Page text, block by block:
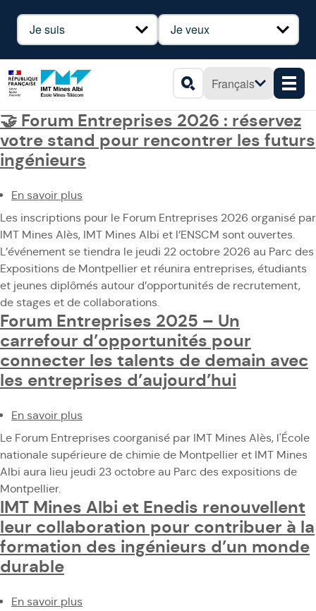
Profil Besoin
Rechercher
Français
🤝 Forum Entreprises 2026 : réservez
votre stand pour rencontrer les futurs
ingénieurs
En savoir plus
Forum
Entreprises
2026
réservez
stand
pour
rencontrer
les
Les inscriptions pour le Forum Entreprises 2026 organisé par
IMT Mines Alès, IMT Mines Albi et l’ENSCM sont ouvertes.
L’événement se tiendra le jeudi 22 octobre 2026 au Parc des
Expositions de Montpellier et réunira entreprises, étudiants
et jeunes diplômés autour d’opportunités de recrutement,
de stages et de collaborations.
Forum Entreprises 2025 – Un
carrefour d’opportunités pour
connecter les talents de demain avec
les entreprises d’aujourd’hui
En savoir plus
Forum
Entreprises
2025
Un
carrefour
d’opportunités
pour
Le Forum Entreprises coorganisé par IMT Mines Alès, l'École
nationale supérieure de chimie de Montpellier et IMT Mines
Albi aura lieu jeudi 23 octobre au Parc des expositions de
Montpellier.
IMT Mines Albi et Enedis renouvellent
leur collaboration pour contribuer à la
formation des ingénieurs d’un monde
durable
En savoir plus